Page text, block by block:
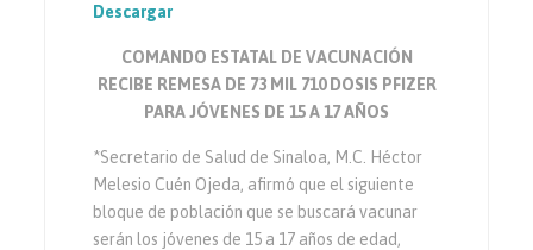
Descargar
COMANDO ESTATAL DE VACUNACIÓN
RECIBE REMESA DE 73 MIL 710 DOSIS PFIZER
PARA JÓVENES DE 15 A 17 AÑOS
*Secretario de Salud de Sinaloa, M.C. Héctor
Melesio Cuén Ojeda, afirmó que el siguiente
bloque de población que se buscará vacunar
serán los jóvenes de 15 a 17 años de edad,